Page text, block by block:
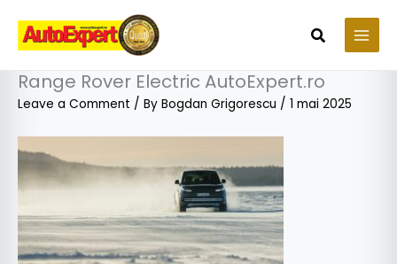
content
Search
Range Rover Electric AutoExpert.ro
Leave a Comment / By Bogdan Grigorescu / 1 mai 2025